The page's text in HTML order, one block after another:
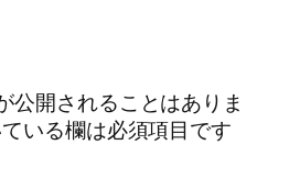
公開されることはありま
いる欄は必須項目です